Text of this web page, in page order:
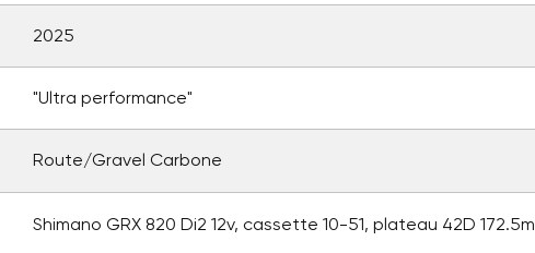
Créer une liste d'envies
2025
"Ultra performance"
Route/Gravel Carbone
Shimano GRX 820 Di2 12v, cassette 10-51, plateau 42D